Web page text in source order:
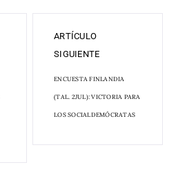
ARTÍCULO
SIGUIENTE
ENCUESTA FINLANDIA
(TAL. 2JUL): VICTORIA PARA
LOS SOCIALDEMÓCRATAS